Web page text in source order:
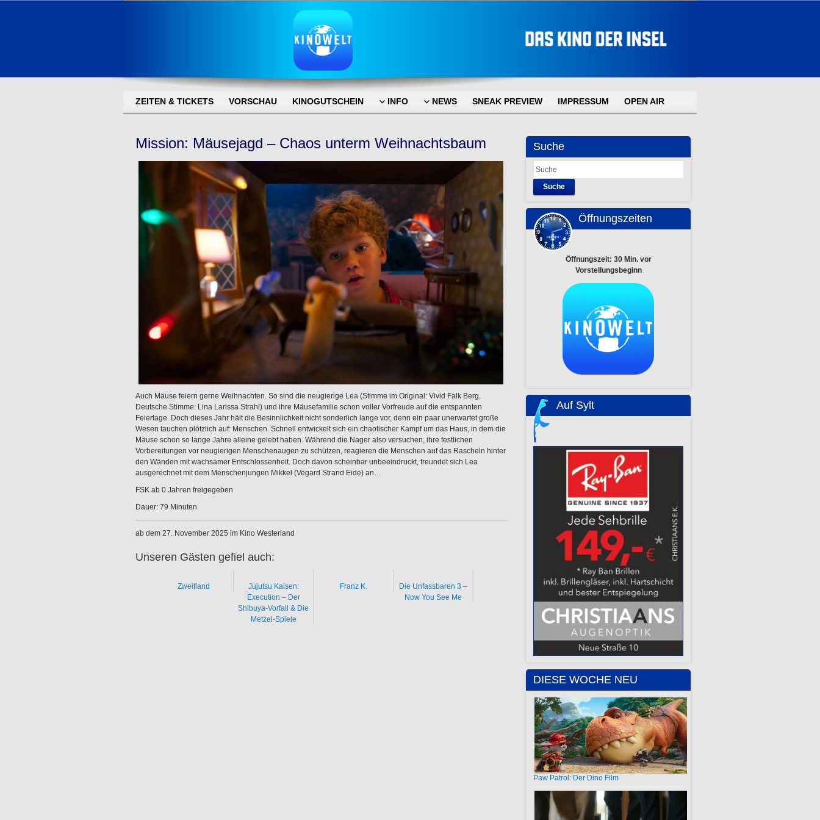
ZEITEN & TICKETS VORSCHAU KINOGUTSCHEIN INFO NEWS SNEAK PREVIEW IMPRESSUM OPEN AIR
Mission: Mäusejagd – Chaos unterm Weihnachtsbaum
Auch Mäuse feiern gerne Weihnachten. So sind die neugierige Lea (Stimme im Original: Vivid Falk Berg,
Deutsche Stimme: Lina Larissa Strahl) und ihre Mäusefamilie schon voller Vorfreude auf die entspannten
Feiertage. Doch dieses Jahr hält die Besinnlichkeit nicht sonderlich lange vor, denn ein paar unerwartet große
Wesen tauchen plötzlich auf: Menschen. Schnell entwickelt sich ein chaotischer Kampf um das Haus, in dem die
Mäuse schon so lange Jahre alleine gelebt haben. Während die Nager also versuchen, ihre festlichen
Vorbereitungen vor neugierigen Menschenaugen zu schützen, reagieren die Menschen auf das Rascheln hinter
den Wänden mit wachsamer Entschlossenheit. Doch davon scheinbar unbeeindruckt, freundet sich Lea
ausgerechnet mit dem Menschenjungen Mikkel (Vegard Strand Eide) an…
FSK ab 0 Jahren freigegeben
Dauer: 79 Minuten
ab dem 27. November 2025 im Kino Westerland
Unseren Gästen gefiel auch:
Zweitland
Jujutsu Kaisen:
Execution – Der
Shibuya-Vorfall & Die
Metzel-Spiele
Franz K.
Die Unfassbaren 3 –
Now You See Me
Suche
Suche
Öffnungszeiten
Öffnungszeit: 30 Min. vor
Vorstellungsbeginn
Auf Sylt
DIESE WOCHE NEU
Paw Patrol: Der Dino Film